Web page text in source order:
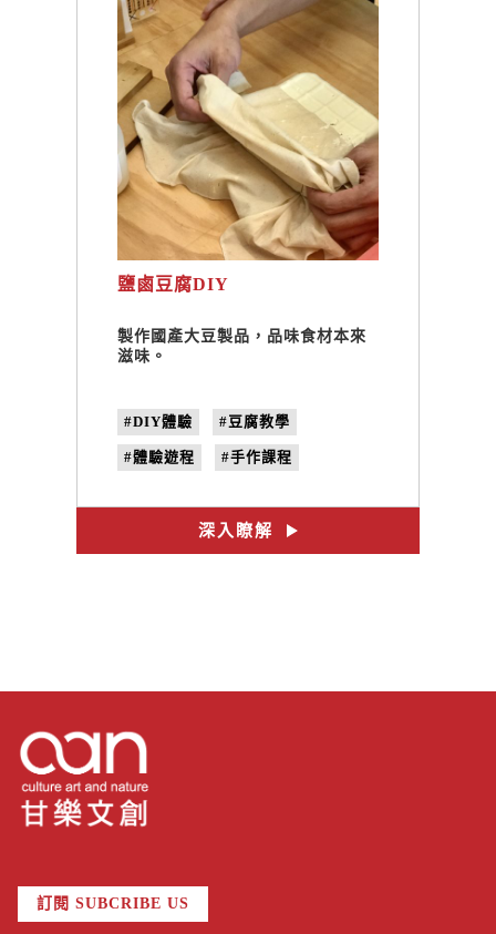
鹽鹵豆腐DIY
製作國產大豆製品，品味食材本來
滋味。
#DIY體驗 #豆腐教學
#體驗遊程 #手作課程
深入瞭解
訂閱 SUBCRIBE US